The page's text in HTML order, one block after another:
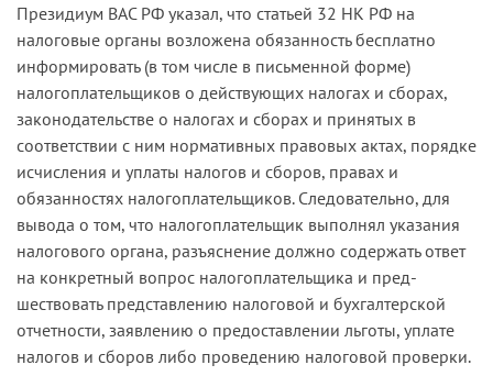
инспекции о привлечении общества к
налоговой ответственности в виде штрафов по
пункту 2 статьи 119 НК РФ за непредставление
деклараций по земельному налогу и по пункту 1
статьи 122 НК РФ за неуплату земельного налога
и принять по делу новое решение. По мнению
подателя жалобы, судами не исследован вопрос
о том, с какого момента общество должно было
уплачивать земельный налог и подавать расчет
по нему в налоговый орган.
При этом общество не оспаривало
правомерности доначисления земельного
налога и в добровольном порядке уплатило
Президиум ВАС РФ указал, что статьей 32 НК РФ на
налоговые органы возложена обязанность бесплатно
информировать (в том числе в письменной форме)
налогоплательщиков о действующих налогах и сборах,
законодательстве о налогах и сборах и принятых в
соответствии с ним нормативных правовых актах, порядке
исчисления и уплаты налогов и сборов, правах и
обязанностях налогоплательщиков. Следовательно, для
вывода о том, что налогоплательщик выполнял указания
налогового органа, разъяснение должно содержать ответ
на конкретный вопрос налогоплательщика и пред-
шествовать представлению налоговой и бухгалтерской
отчетности, заявлению о предоставлении льготы, уплате
налогов и сборов либо проведению налоговой проверки.